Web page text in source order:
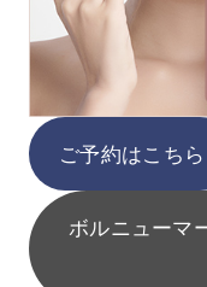
ご予約はこちら
ボルニューマ